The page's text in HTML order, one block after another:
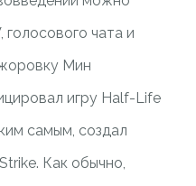
голосового чата и
Мин
игру Half-Life
самым, создал
Как обычно,